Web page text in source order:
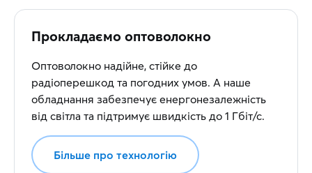
Прокладаємо оптоволокно
Оптоволокно надійне, стійке до
радіоперешкод та погодних умов. А наше
обладнання забезпечує енергонезалежність
від світла та підтримує швидкість до 1 Гбіт/с.
Більше про технологію